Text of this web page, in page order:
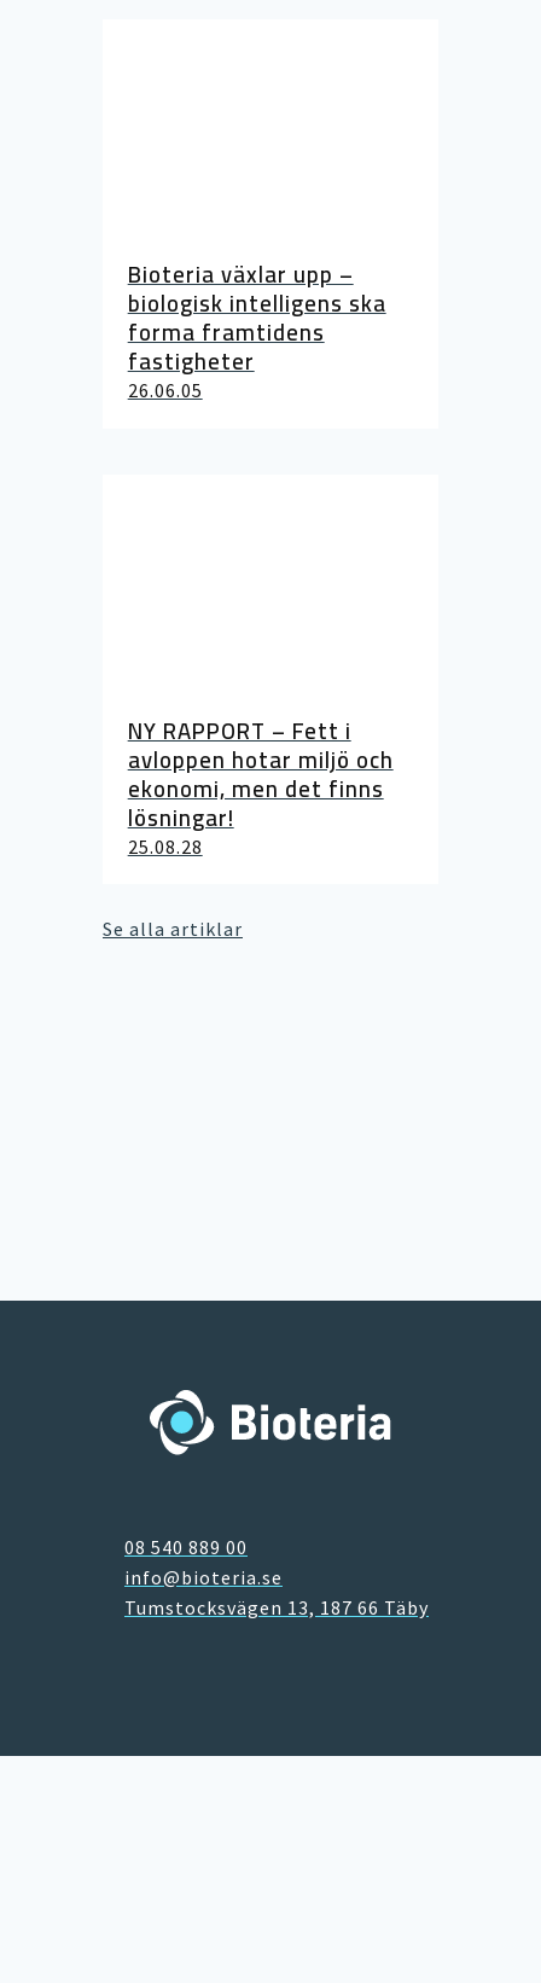
Bioteria växlar upp –
biologisk intelligens ska
forma framtidens
fastigheter
26.06.05
NY RAPPORT – Fett i
avloppen hotar miljö och
ekonomi, men det finns
lösningar!
25.08.28
Se alla artiklar
08 540 889 00
info@bioteria.se
Tumstocksvägen 13, 187 66 Täby